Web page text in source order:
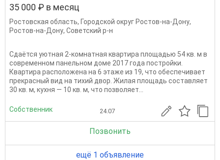
35 000 ₽ в месяц
Ростовская область, Городской округ Ростов-на-Дону,
Ростов-на-Дону, Советский р-н
Сдаётся уютная 2-комнатная квартира площадью 54 кв. м в
современном панельном доме 2017 года постройки.
Квартира расположена на 6 этаже из 19, что обеспечивает
прекрасный вид на тихий двор. Жилая площадь составляет
30 кв. м, кухня — 10 кв. м, что позволяет...
Собственник 24.07
Позвонить
ещё 1 объявление